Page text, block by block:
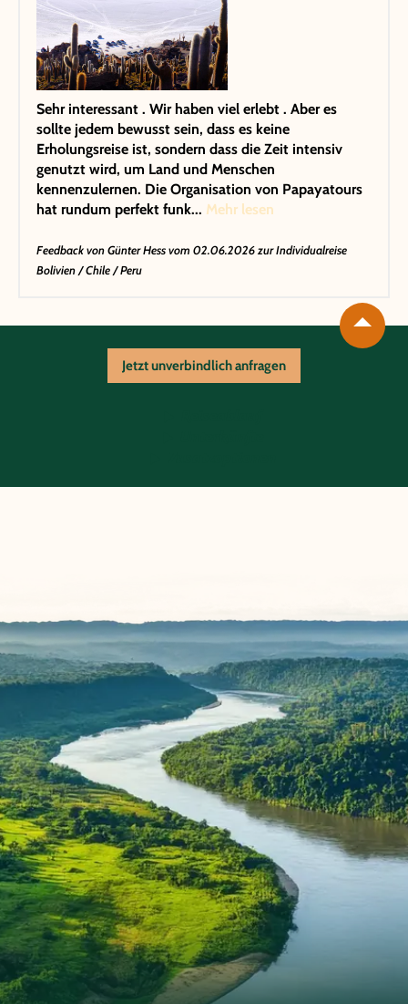
Sehr interessant . Wir haben viel erlebt . Aber es
sollte jedem bewusst sein, dass es keine
Erholungsreise ist, sondern dass die Zeit intensiv
genutzt wird, um Land und Menschen
kennenzulernen. Die Organisation von Papayatours
hat rundum perfekt funk... Mehr lesen
Feedback vonGünter Hessvom 02.06.2026 zur Individualreise
Bolivien / Chile / Peru
Jetzt unverbindlich anfragen